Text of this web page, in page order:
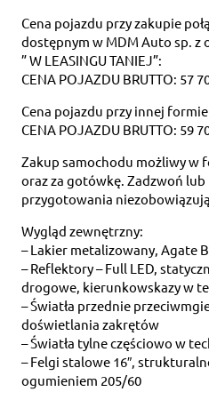
Cena pojazdu przy zakupie
dostępnym w MDM Auto sp. z
” W LEASINGU TANIEJ”:
CENA POJAZDU BRUTTO: 57
Cena pojazdu przy innej
CENA POJAZDU BRUTTO: 59
Zakup samochodu możliwy w
oraz za gotówkę. Zadzwoń lub
przygotowania
Wygląd zewnętrzny:
– Lakier metalizowany, Agate
– Reflektory – Full LED,
drogowe, kierunkowskazy w
– Światła przednie
doświetlania zakrętów
– Światła tylne częściowo w
– Felgi stalowe 16″,
ogumieniem 205/60